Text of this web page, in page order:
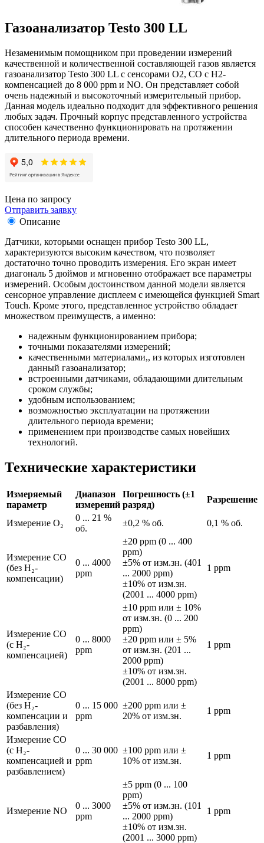
Газоанализатор Testo 300 LL
Незаменимым помощником при проведении измерений
качественной и количественной составляющей газов является
газоанализатор Testo 300 LL с сенсорами O2, CO с H2-
компенсацией до 8 000 ppm и NO. Он представляет собой
очень надежный и высокоточный измерительный прибор.
Данная модель идеально подходит для эффективного решения
любых задач. Прочный корпус представленного устройства
способен качественно функционировать на протяжении
длительного периода времени.
Цена по запросу
Отправить заявку
Описание
Датчики, которыми оснащен прибор Testo 300 LL,
характеризуются высоким качеством, что позволяет
достаточно точно проводить измерения. Его экран имеет
диагональ 5 дюймов и мгновенно отображает все параметры
измерений. Особым достоинством данной модели является
сенсорное управление дисплеем с имеющейся функцией Smart
Touch. Кроме этого, представленное устройство обладает
множеством преимуществ, а именно:
надежным функционированием прибора;
точными показателями измерений;
качественными материалами,, из которых изготовлен
данный газоанализатор;
встроенными датчиками, обладающими длительным
сроком службы;
удобным использованием;
возможностью эксплуатации на протяжении
длительного периода времени;
применением при производстве самых новейших
технологий.
Технические характеристики
Измеряемый
параметр
Диапазон
измерений
Погрешность (±1
разряд)
Разрешение
Измерение O₂
0 ... 21 %
об.
±0,2 % об. 0,1 % об.
Измерение CO
(без H₂-
компенсации)
0 ... 4000
ppm
±20 ppm (0 ... 400
ppm)
±5% от изм.зн. (401
... 2000 ppm)
±10% от изм.зн.
(2001 ... 4000 ppm)
1 ppm
Измерение CO
(с H₂-
компенсацией)
0 ... 8000
ppm
±10 ppm или ± 10%
от изм.зн. (0 ... 200
ppm)
±20 ppm или ± 5%
от изм.зн. (201 ...
2000 ppm)
±10% от изм.зн.
(2001 ... 8000 ppm)
1 ppm
Измерение CO
(без H₂-
компенсации и
разбавления)
0 ... 15 000
ppm
±200 ppm или ±
20% от изм.зн.
1 ppm
Измерение CO
(с H₂-
компенсацией и
разбавлением)
0 ... 30 000
ppm
±100 ppm или ±
10% от изм.зн.
1 ppm
Измерение NO
0 ... 3000
ppm
±5 ppm (0 ... 100
ppm)
±5% от изм.зн. (101
... 2000 ppm)
±10% от изм.зн.
(2001 ... 3000 ppm)
1 ppm